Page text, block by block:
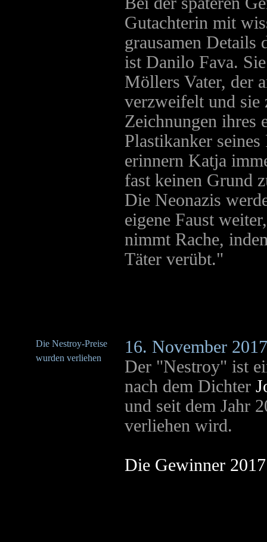
Gutachterin mit
grausamen Details
ist Danilo Fava.
Möllers Vater, der
verzweifelt und sie
Zeichnungen ihres
Plastikanker
erinnern Katja
fast keinen Grund
Die Neonazis
eigene Faust
nimmt Rache,
Täter verübt."
Die Nestroy-Preise
wurden verliehen
16. November 2017
Der "Nestroy" ist
nach dem Dichter
und seit dem Jahr
verliehen wird.
Die Gewinner